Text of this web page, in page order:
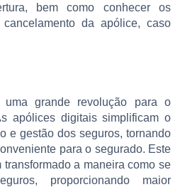
bem como conhecer os
da apólice, caso
uma grande revolução para o
apólices digitais simplificam o
e gestão dos seguros, tornando
para o segurado. Este
a maneira como se
proporcionando maior